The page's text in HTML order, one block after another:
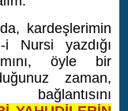
kardeşlerimin
Nursi yazdığı
öyle bir
zaman,